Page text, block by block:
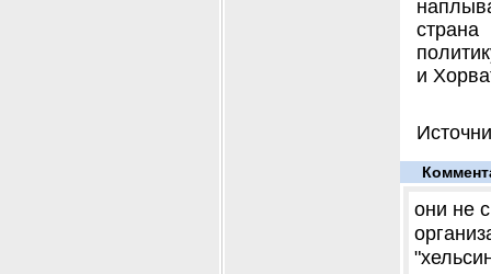
и
они не